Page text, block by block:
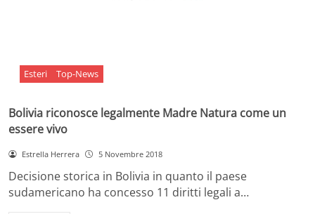
Esteri Top-News
Bolivia riconosce legalmente Madre Natura come un
essere vivo
Estrella Herrera 5 Novembre 2018
Decisione storica in Bolivia in quanto il paese
sudamericano ha concesso 11 diritti legali a…